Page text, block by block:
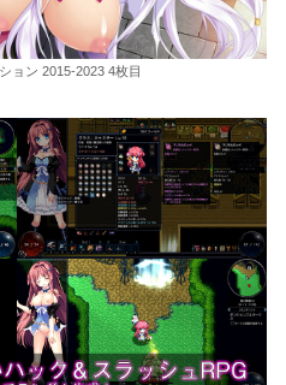
ョン 2015-2023 4枚目